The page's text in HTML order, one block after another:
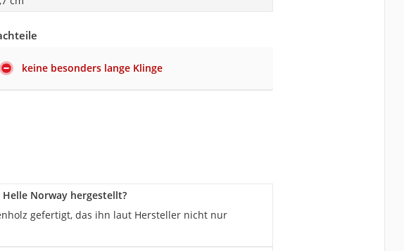
keine besonders lange Klinge
Norway hergestellt?
gefertigt, das ihn laut Hersteller nicht nur